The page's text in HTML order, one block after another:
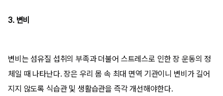
3. 변비
변비는 섬유질 섭취의 부족과 더불어 스트레스로 인한 장 운동의 정
체일 때 나타난다. 장은 우리 몸 속 최대 면역 기관이니 변비가 길어
지지 않도록 식습관 및 생활습관을 즉각 개선해야한다.